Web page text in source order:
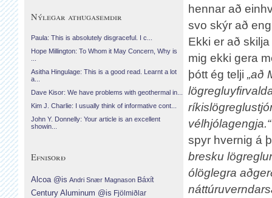
hennar að
svo skýr að
Ekki er að
mig ekki gera
þótt ég telji „að
vélhjólagengja.“
spyr hvernig á
bresku
ólöglegra
Nýlegar athugasemdir
Paula: This is absolutely disgraceful. I c...
Hope Millington: To Whom it May Concern, Why is
Asitha Hingulage: This is a good read. Learnt a lot
a...
Dave Kisor: We have problems with geothermal in...
Kim J. Charlie: I usually think of informative cont...
John Y. Donnelly: Your article is an excellent
showin...
Efnisorð
Alcoa @is Andri Snær Magnason Báxít
Century Aluminum @is Fjölmiðlar